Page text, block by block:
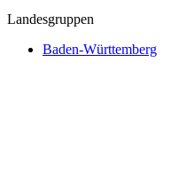
Landesgruppen
Baden-Württemberg